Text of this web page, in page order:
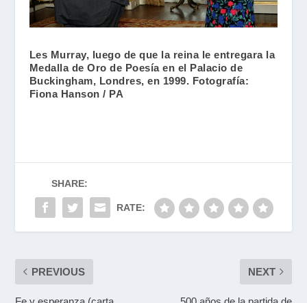
Les Murray, luego de que la reina le entregara la
Medalla de Oro de Poesía en el Palacio de
Buckingham, Londres, en 1999. Fotografía:
Fiona Hanson / PA
SHARE:
RATE:
PREVIOUS NEXT